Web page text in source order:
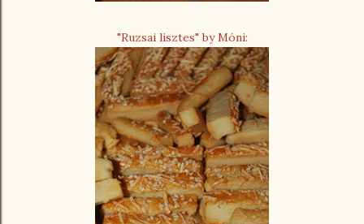
"Ruzsai lisztes" by Móni: